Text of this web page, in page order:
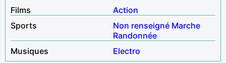
Films
Action
Sports
Non renseigné Marche
Randonnée
Musiques
Electro